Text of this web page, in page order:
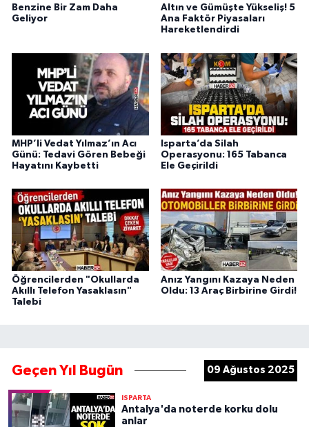
Benzine Bir Zam Daha
Geliyor
Altın ve Gümüşte Yükseliş! 5
Ana Faktör Piyasaları
Hareketlendirdi
MHP’li Vedat Yılmaz’ın Acı
Günü: Tedavi Gören Bebeği
Hayatını Kaybetti
Isparta’da Silah
Operasyonu: 165 Tabanca
Ele Geçirildi
Öğrencilerden "Okullarda
Akıllı Telefon Yasaklasın"
Talebi
Anız Yangını Kazaya Neden
Oldu: 13 Araç Birbirine Girdi!
Geçen Yıl Bugün 09 Ağustos 2025
ISPARTA
Antalya'da noterde korku dolu
anlar